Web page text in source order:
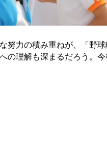
努力の積み重ねが、「野
の理解も深まるだろう。